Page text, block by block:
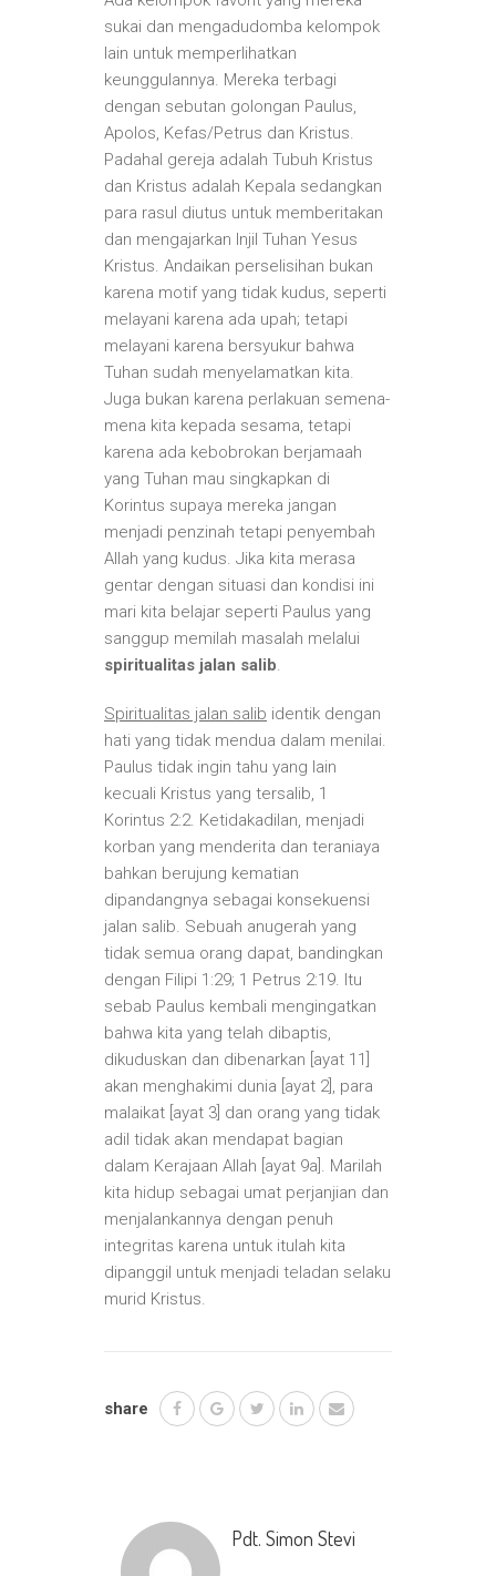
sukai dan mengadudomba kelompok
lain untuk memperlihatkan
keunggulannya. Mereka terbagi
dengan sebutan golongan Paulus,
Apolos, Kefas/Petrus dan Kristus.
Padahal gereja adalah Tubuh Kristus
dan Kristus adalah Kepala sedangkan
para rasul diutus untuk memberitakan
dan mengajarkan Injil Tuhan Yesus
Kristus. Andaikan perselisihan bukan
karena motif yang tidak kudus, seperti
melayani karena ada upah; tetapi
melayani karena bersyukur bahwa
Tuhan sudah menyelamatkan kita.
Juga bukan karena perlakuan semena-
mena kita kepada sesama, tetapi
karena ada kebobrokan berjamaah
yang Tuhan mau singkapkan di
Korintus supaya mereka jangan
menjadi penzinah tetapi penyembah
Allah yang kudus. Jika kita merasa
gentar dengan situasi dan kondisi ini
mari kita belajar seperti Paulus yang
sanggup memilah masalah melalui
spiritualitas jalan salib.
Spiritualitas jalan salib identik dengan
hati yang tidak mendua dalam menilai.
Paulus tidak ingin tahu yang lain
kecuali Kristus yang tersalib, 1
Korintus 2:2. Ketidakadilan, menjadi
korban yang menderita dan teraniaya
bahkan berujung kematian
dipandangnya sebagai konsekuensi
jalan salib. Sebuah anugerah yang
tidak semua orang dapat, bandingkan
dengan Filipi 1:29; 1 Petrus 2:19. Itu
sebab Paulus kembali mengingatkan
bahwa kita yang telah dibaptis,
dikuduskan dan dibenarkan [ayat 11]
akan menghakimi dunia [ayat 2], para
malaikat [ayat 3] dan orang yang tidak
adil tidak akan mendapat bagian
dalam Kerajaan Allah [ayat 9a]. Marilah
kita hidup sebagai umat perjanjian dan
menjalankannya dengan penuh
integritas karena untuk itulah kita
dipanggil untuk menjadi teladan selaku
murid Kristus.
share
Pdt. Simon Stevi